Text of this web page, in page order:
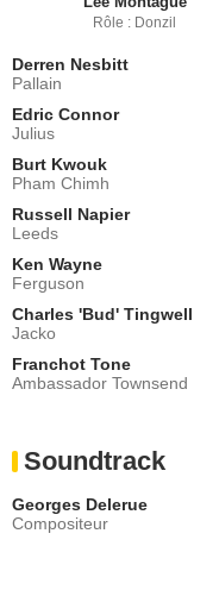
Rôle : Donzil
Derren Nesbitt
Pallain
Edric Connor
Julius
Burt Kwouk
Pham Chimh
Russell Napier
Leeds
Ken Wayne
Ferguson
Charles 'Bud' Tingwell
Jacko
Franchot Tone
Ambassador Townsend
Soundtrack
Georges Delerue
Compositeur